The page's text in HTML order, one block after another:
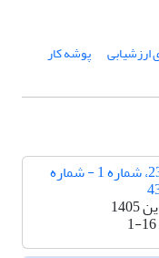
ارزشیابی پوشه ‌کار
دوره 23، شماره 1 - شماره
1-16